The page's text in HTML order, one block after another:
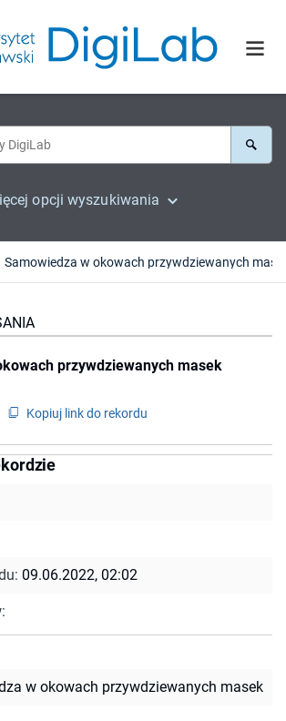
opcji wyszukiwania
Samowiedza w okowach przywdziewanych
przywdziewanych masek
Kopiuj link do rekordu
09.06.2022, 02:02
w okowach przywdziewanych masek